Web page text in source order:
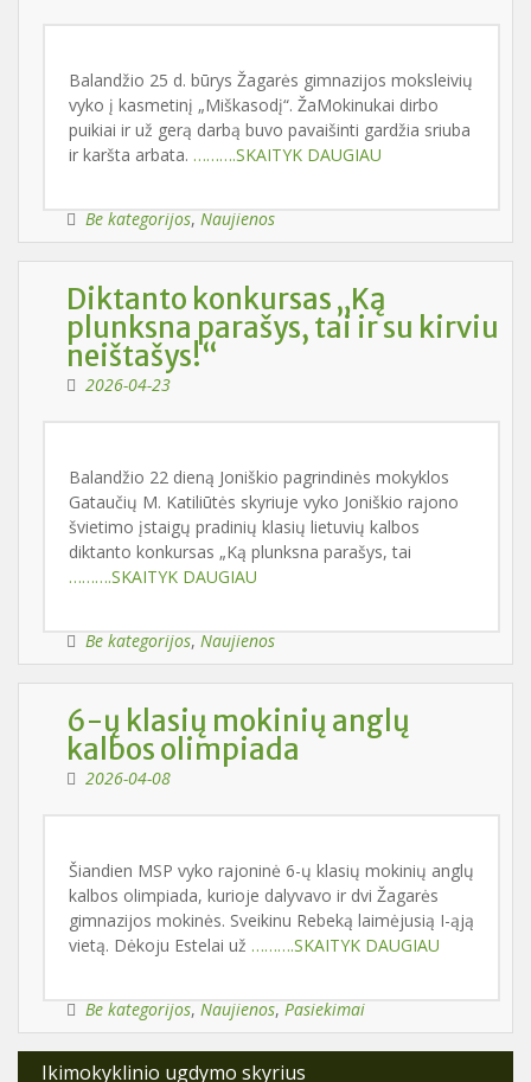
Balandžio 25 d. būrys Žagarės gimnazijos moksleivių
vyko į kasmetinį „Miškasodį“. ŽaMokinukai dirbo
puikiai ir už gerą darbą buvo pavaišinti gardžia sriuba
ir karšta arbata. ……….SKAITYK DAUGIAU
Be kategorijos, Naujienos
Diktanto konkursas „Ką
plunksna parašys, tai ir su kirviu
neištašys!“
2026-04-23
Balandžio 22 dieną Joniškio pagrindinės mokyklos
Gataučių M. Katiliūtės skyriuje vyko Joniškio rajono
švietimo įstaigų pradinių klasių lietuvių kalbos
diktanto konkursas „Ką plunksna parašys, tai
……….SKAITYK DAUGIAU
Be kategorijos, Naujienos
6-ų klasių mokinių anglų
kalbos olimpiada
2026-04-08
Šiandien MSP vyko rajoninė 6-ų klasių mokinių anglų
kalbos olimpiada, kurioje dalyvavo ir dvi Žagarės
gimnazijos mokinės. Sveikinu Rebeką laimėjusią I-ąją
vietą. Dėkoju Estelai už ……….SKAITYK DAUGIAU
Be kategorijos, Naujienos, Pasiekimai
Ikimokyklinio ugdymo skyrius